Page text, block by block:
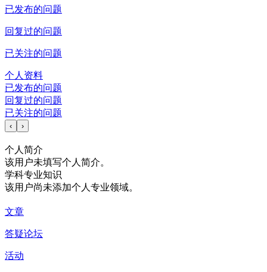
已发布的问题
回复过的问题
已关注的问题
个人资料
已发布的问题
回复过的问题
已关注的问题
‹ ›
个人简介
该用户未填写个人简介。
学科专业知识
该用户尚未添加个人专业领域。
文章
答疑论坛
活动